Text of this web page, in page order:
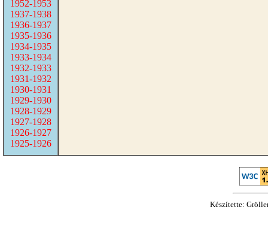
1952-1953
1937-1938
1936-1937
1935-1936
1934-1935
1933-1934
1932-1933
1931-1932
1930-1931
1929-1930
1928-1929
1927-1928
1926-1927
1925-1926
Készítette: